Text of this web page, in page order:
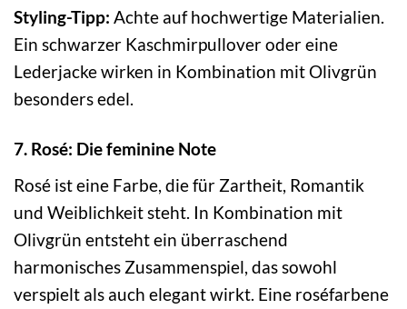
Styling-Tipp: Achte auf hochwertige Materialien.
Ein schwarzer Kaschmirpullover oder eine
Lederjacke wirken in Kombination mit Olivgrün
besonders edel.
7. Rosé: Die feminine Note
Rosé ist eine Farbe, die für Zartheit, Romantik
und Weiblichkeit steht. In Kombination mit
Olivgrün entsteht ein überraschend
harmonisches Zusammenspiel, das sowohl
verspielt als auch elegant wirkt. Eine roséfarbene